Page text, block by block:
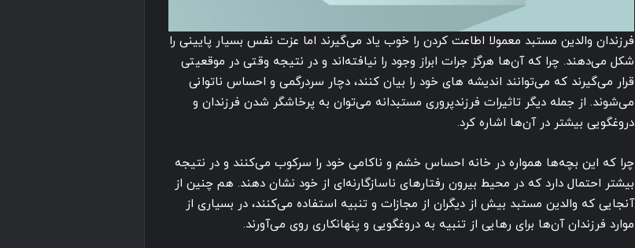
فرزندان والدین مستبد معمولا اطاعت کردن را خوب یاد می‌گیرند اما عزت نفس بسیار پایینی را
شکل می‌دهند. چرا که آن‌ها هرگز جرات ابراز وجود را نیافته‌اند و در نتیجه وقتی در موقعیتی
قرار می‌گیرند که می‌توانند اندیشه های خود را بیان کنند، دچار سردرگمی و احساس ناتوانی
می‌شوند. از جمله دیگر تاثیرات فرزندپروری مستبدانه می‌توان به پرخاشگر شدن فرزندان و
دروغگویی بیشتر در آن‌ها اشاره کرد.
چرا که این بچه‌ها همواره در خانه احساس خشم و ناکامی خود را سرکوب می‌کنند و در نتیجه
بیشتر احتمال دارد که در محیط بیرون رفتارهای ناسازگارنه‌ای از خود نشان دهند. هم چنین از
آنجایی که والدین مستبد بیش از دیگران از مجازات و تنبیه استفاده می‌کنند، در بسیاری از
موارد فرزندان آن‌ها برای رهایی از تنبیه به دروغگویی و پنهانکاری روی می‌آورند.